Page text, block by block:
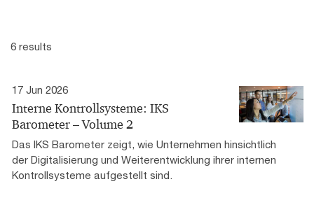
6 results
17 Jun 2026
Interne Kontrollsysteme: IKS
Barometer – Volume 2
Das IKS Barometer zeigt, wie Unternehmen hinsichtlich
der Digitalisierung und Weiterentwicklung ihrer internen
Kontrollsysteme aufgestellt sind.